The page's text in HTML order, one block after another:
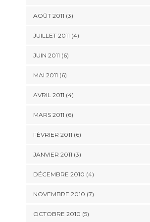
AOÛT 2011 (3)
JUILLET 2011 (4)
JUIN 2011 (6)
MAI 2011 (6)
AVRIL 2011 (4)
MARS 2011 (6)
FÉVRIER 2011 (6)
JANVIER 2011 (3)
DÉCEMBRE 2010 (4)
NOVEMBRE 2010 (7)
OCTOBRE 2010 (5)